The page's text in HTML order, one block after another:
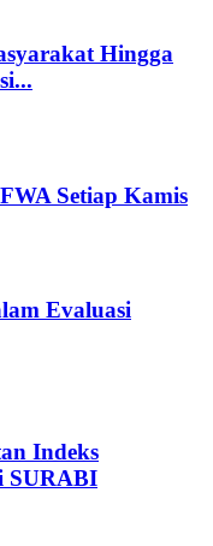
Hingga
Setiap Kamis
Evaluasi
Indeks
SURABI